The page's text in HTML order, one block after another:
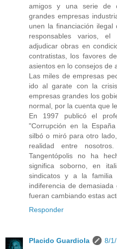
amigos y una serie de
grandes empresas
unen la financiación
responsables varios, el
adjudicar obras en
contratistas, los favores
asientos en lo consejos de
Las miles de empresas
ido al garate con la
empresas grandes los
normal, por la cuenta que
En 1997 publicó el
"Corrupción en la
silbó o miró para otro
realidad entre
Tangentópolis no ha
significa soborno, en
sindicatos y a la
indiferencia de
fueran cambiando estas
Responder
Placido Guardiola
8/